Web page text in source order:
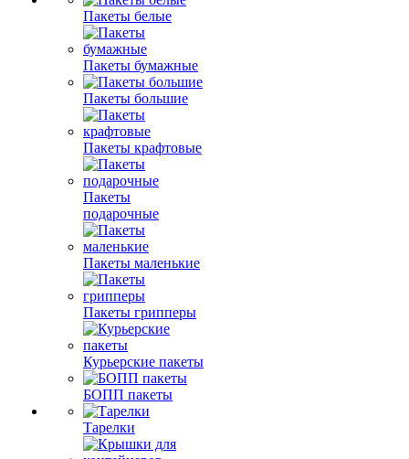
Пакеты белые
Пакеты бумажные
Пакеты большие
Пакеты крафтовые
Пакеты
подарочные
Пакеты маленькие
Пакеты грипперы
Курьерские пакеты
БОПП пакеты
Тарелки